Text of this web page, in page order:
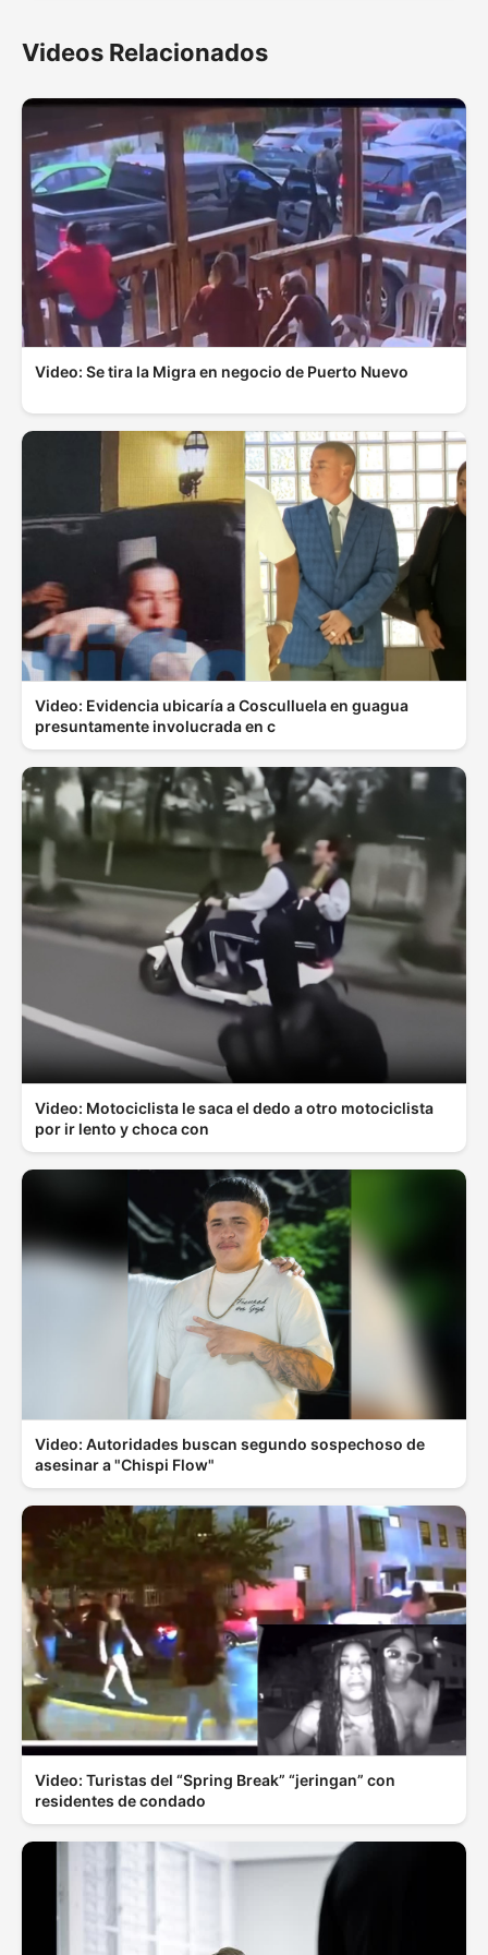
Videos Relacionados
Video: Se tira la Migra en negocio de Puerto Nuevo
Video: Evidencia ubicaría a Cosculluela en guagua
presuntamente involucrada en c
Video: Motociclista le saca el dedo a otro motociclista
por ir lento y choca con
Video: Autoridades buscan segundo sospechoso de
asesinar a "Chispi Flow"
Video: Turistas del “Spring Break” “jeringan” con
residentes de condado